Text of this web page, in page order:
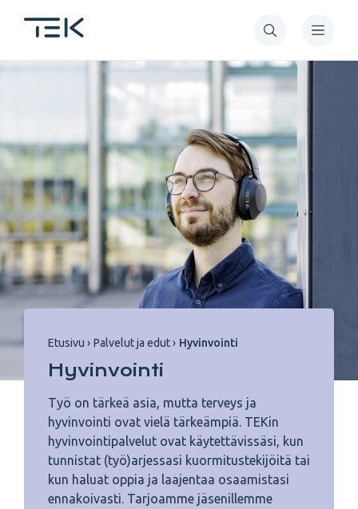
pääsisältöön
Murupolku
Etusivu Palvelut ja edut Hyvinvointi
Hyvinvointi
Työ on tärkeä asia, mutta terveys ja
hyvinvointi ovat vielä tärkeämpiä. TEKin
hyvinvointipalvelut ovat käytettävissäsi, kun
tunnistat (työ)arjessasi kuormitustekijöitä tai
kun haluat oppia ja laajentaa osaamistasi
ennakoivasti. Tarjoamme jäsenillemme